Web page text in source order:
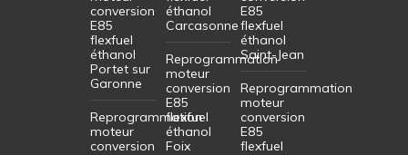
conversion
E85
flexfuel
éthanol
Portet sur
Garonne
Reprogrammation
moteur
conversion
éthanol
Carcasonne
Reprogrammation
moteur
conversion
E85
flexfuel
éthanol
Foix
E85
flexfuel
éthanol
Saint-Jean
Reprogrammation
moteur
conversion
E85
flexfuel